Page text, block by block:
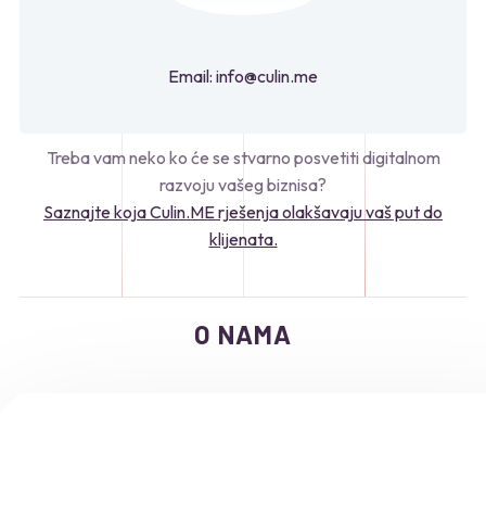
Email: info@culin.me
Treba vam neko ko će se stvarno posvetiti digitalnom
razvoju vašeg biznisa?
Saznajte koja Culin.ME rješenja olakšavaju vaš put do
klijenata.
O NAMA